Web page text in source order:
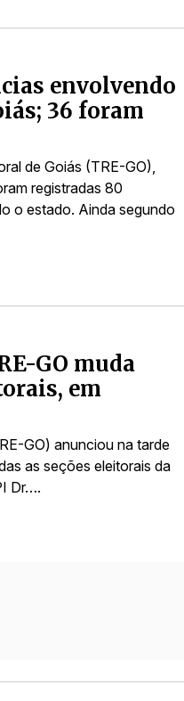
envolvendo
36 foram
de Goiás (TRE-GO),
registradas 80
o estado. Ainda segundo
GO muda
em
GO) anunciou na tarde
as seções eleitorais da
Dr….